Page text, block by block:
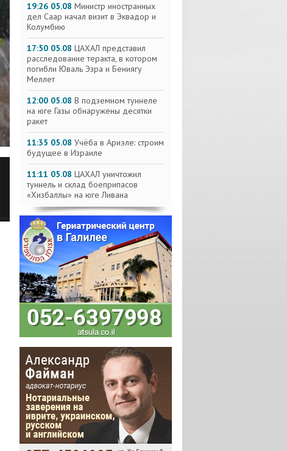
19:26 05.08 Министр иностранных
дел Саар начал визит в Эквадор и
Колумбию
17:50 05.08 ЦАХАЛ представил
расследование теракта, в котором
погибли Юваль Эзра и Бениягу
Меллет
12:00 05.08 В подземном туннеле
на юге Газы обнаружены десятки
ракет
11:35 05.08 Учёба в Ариэле: строим
будущее в Израиле
11:11 05.08 ЦАХАЛ уничтожил
туннель и склад боеприпасов
«Хизбаллы» на юге Ливана